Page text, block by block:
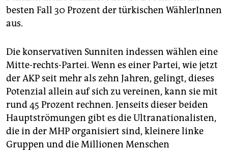
besten Fall 30 Prozent der türkischen WählerInnen
aus.
Die konservativen Sunniten indessen wählen eine
Mitte-rechts-Partei. Wenn es einer Partei, wie jetzt
der AKP seit mehr als zehn Jahren, gelingt, dieses
Potenzial allein auf sich zu vereinen, kann sie mit
rund 45 Prozent rechnen. Jenseits dieser beiden
Hauptströmungen gibt es die Ultranationalisten,
die in der MHP organisiert sind, kleinere linke
Gruppen und die Millionen Menschen